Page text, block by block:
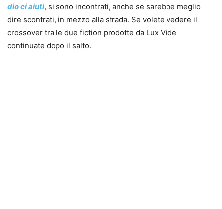
dio ci aiuti, si sono incontrati, anche se sarebbe meglio
dire scontrati, in mezzo alla strada. Se volete vedere il
crossover tra le due fiction prodotte da Lux Vide
continuate dopo il salto.